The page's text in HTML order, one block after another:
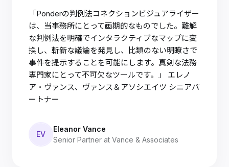
「Ponderの判例法コネクションビジュアライザー
は、当事務所にとって画期的なものでした。難解
な判例法を明確でインタラクティブなマップに変
換し、斬新な議論を発見し、比類のない明瞭さで
事件を提示することを可能にします。真剣な法務
専門家にとって不可欠なツールです。」 エレノ
ア・ヴァンス、ヴァンス＆アソシエイツ シニアパ
ートナー
EV
Eleanor Vance
Senior Partner at Vance & Associates